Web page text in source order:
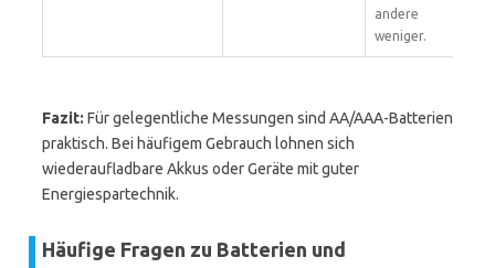
andere
weniger.
Fazit: Für gelegentliche Messungen sind AA/AAA-Batterien
praktisch. Bei häufigem Gebrauch lohnen sich
wiederaufladbare Akkus oder Geräte mit guter
Energiespartechnik.
Häufige Fragen zu Batterien und